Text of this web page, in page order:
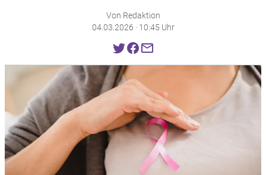
Von Redaktion
04.03.2026 · 10:45 Uhr